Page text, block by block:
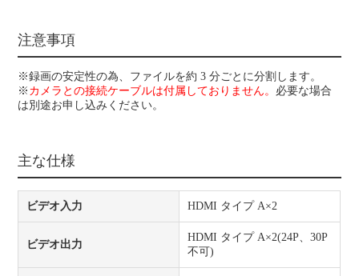
注意事項
※録画の安定性の為、ファイルを約 3 分ごとに分割します。
※ カメラとの接続ケーブルは付属しておりません。 必要な場合
は別途お申し込みください。
主な仕様
ビデオ入力 HDMI タイプ A×2
ビデオ出力
HDMI タイプ A×2(24P、30P
不可)